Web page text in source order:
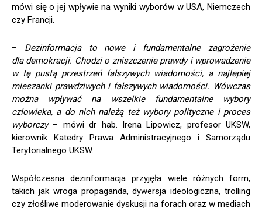
mówi się o jej wpływie na wyniki wyborów w USA, Niemczech
czy Francji.
– Dezinformacja to nowe i fundamentalne zagrożenie
dla demokracji. Chodzi o zniszczenie prawdy i wprowadzenie
w tę pustą przestrzeń fałszywych wiadomości, a najlepiej
mieszanki prawdziwych i fałszywych wiadomości. Wówczas
można wpływać na wszelkie fundamentalne wybory
człowieka, a do nich należą też wybory polityczne i proces
wyborczy – mówi dr hab. Irena Lipowicz, profesor UKSW,
kierownik Katedry Prawa Administracyjnego i Samorządu
Terytorialnego UKSW.
Współczesna dezinformacja przyjęła wiele różnych form,
takich jak wroga propaganda, dywersja ideologiczna, trolling
czy złośliwe moderowanie dyskusji na forach oraz w mediach